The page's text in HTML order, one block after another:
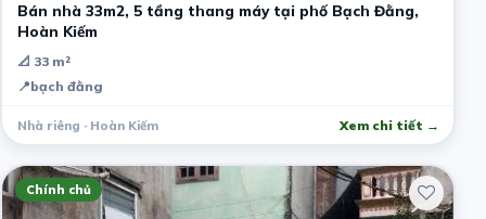
Bán nhà 33m2, 5 tầng thang máy tại phố Bạch Đằng,
Hoàn Kiếm
📐 33 m²
📍bạch đằng
Nhà riêng · Hoàn Kiếm Xem chi tiết →
Chính chủ